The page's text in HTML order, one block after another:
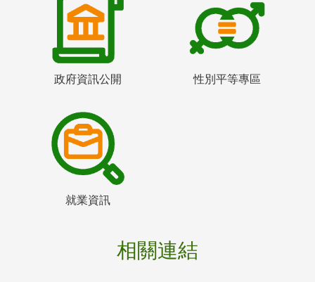
政府資訊公開 性別平等專區
就業資訊
相關連結